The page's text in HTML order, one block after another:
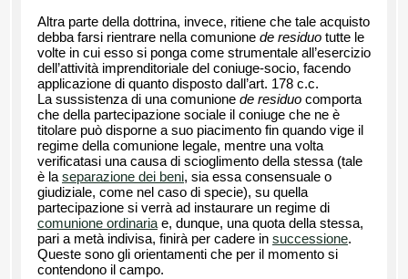
Altra parte della dottrina, invece, ritiene che tale acquisto
debba farsi rientrare nella comunione de residuo tutte le
volte in cui esso si ponga come strumentale all’esercizio
dell’attività imprenditoriale del coniuge-socio, facendo
applicazione di quanto disposto dall’art. 178 c.c.
La sussistenza di una comunione de residuo comporta
che della partecipazione sociale il coniuge che ne è
titolare può disporne a suo piacimento fin quando vige il
regime della comunione legale, mentre una volta
verificatasi una causa di scioglimento della stessa (tale
è laseparazione dei beni, sia essa consensuale o
giudiziale, come nel caso di specie), su quella
partecipazione si verrà ad instaurare un regime di
comunione ordinariae, dunque, una quota della stessa,
pari a metà indivisa, finirà per cadere in successione.
Queste sono gli orientamenti che per il momento si
contendono il campo.